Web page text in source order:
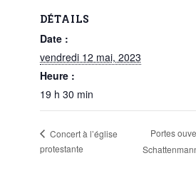
DÉTAILS
Date :
vendredi 12 mai, 2023
Heure :
19 h 30 min
Concert à l’église
protestante
Portes